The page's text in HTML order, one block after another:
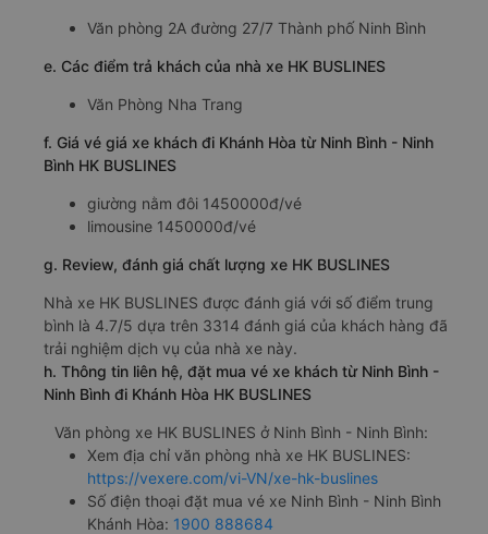
Văn phòng 2A đường 27/7 Thành phố Ninh Bình
e. Các điểm trả khách của nhà xe HK BUSLINES
Văn Phòng Nha Trang
f. Giá vé giá xe khách đi Khánh Hòa từ Ninh Bình - Ninh
Bình HK BUSLINES
giường nằm đôi 1450000đ/vé
limousine 1450000đ/vé
g. Review, đánh giá chất lượng xe HK BUSLINES
Nhà xe HK BUSLINES được đánh giá với số điểm trung
bình là 4.7/5 dựa trên 3314 đánh giá của khách hàng đã
trải nghiệm dịch vụ của nhà xe này.
h. Thông tin liên hệ, đặt mua vé xe khách từ Ninh Bình -
Ninh Bình đi Khánh Hòa HK BUSLINES
Văn phòng xe HK BUSLINES ở Ninh Bình - Ninh Bình:
Xem địa chỉ văn phòng nhà xe HK BUSLINES:
https://vexere.com/vi-VN/xe-hk-buslines
Số điện thoại đặt mua vé xe Ninh Bình - Ninh Bình
Khánh Hòa: 1900 888684